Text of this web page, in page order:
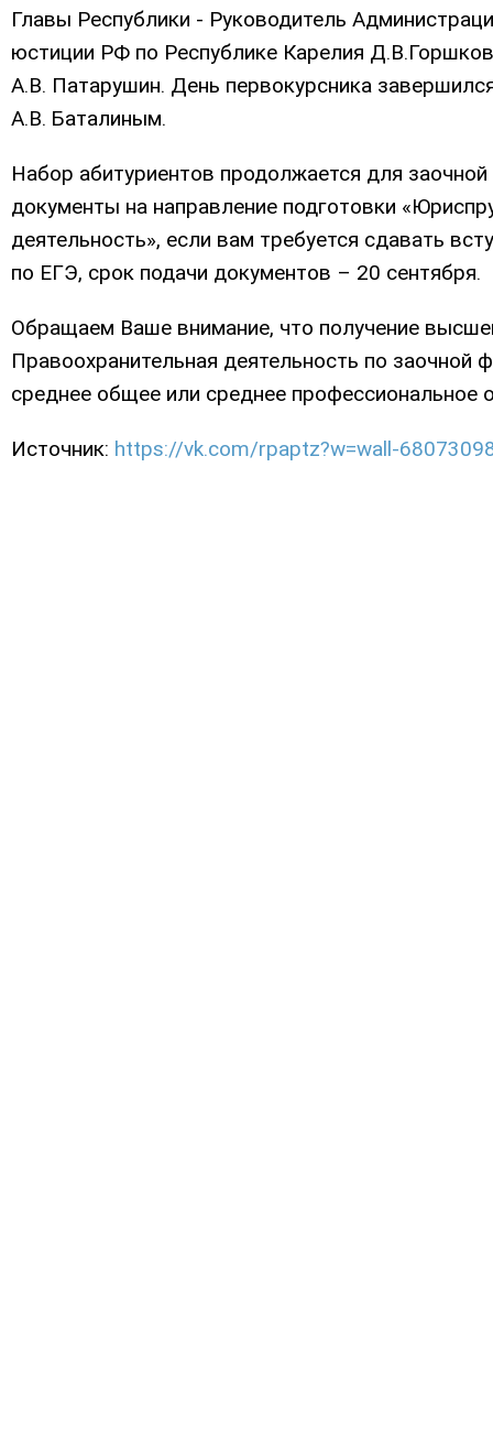
Главы Республики - Руководитель
юстиции РФ по Республике Карелия
А.В. Патарушин. День первокурсника
А.В. Баталиным.
Набор абитуриентов продолжается для
документы на направление подготовки
деятельность», если вам требуется сдавать
по ЕГЭ, срок подачи документов – 20 сентября.
Обращаем Ваше внимание, что получение
Правоохранительная деятельность по
среднее общее или среднее профессиональное
Источник: https://vk.com/rpaptz?w=wall-